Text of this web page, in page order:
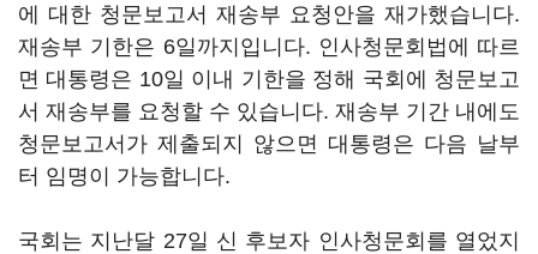
에 대한 청문보고서 재송부 요청안을 재가했습니다.
재송부 기한은 6일까지입니다. 인사청문회법에 따르
면 대통령은 10일 이내 기한을 정해 국회에 청문보고
서 재송부를 요청할 수 있습니다. 재송부 기간 내에도
청문보고서가 제출되지 않으면 대통령은 다음 날부
터 임명이 가능합니다.
국회는 지난달 27일 신 후보자 인사청문회를 열었지